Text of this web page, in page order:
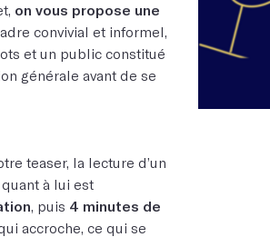
on vous propose une
convivial et informel,
et un public constitué
générale avant de se
teaser, la lecture d’un
à lui est
, puis 4 minutes de
accroche, ce qui se